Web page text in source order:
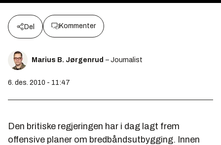
Del Kommenter
Marius B. Jørgenrud – Journalist
6. des. 2010 - 11:47
Den britiske regjeringen har i dag lagt frem
offensive planer om bredbåndsutbygging. Innen